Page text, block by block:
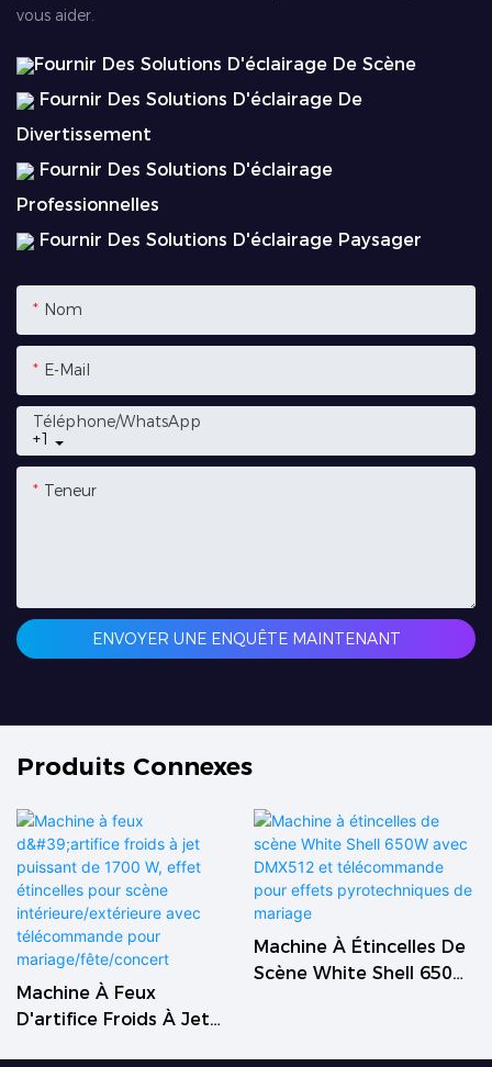
vous aider.
Fournir Des Solutions D'éclairage De Scène
Fournir Des Solutions D'éclairage De
Divertissement
Fournir Des Solutions D'éclairage
Professionnelles
Fournir Des Solutions D'éclairage Paysager
Nom
E-Mail
+1
Téléphone/WhatsApp
Teneur
ENVOYER UNE ENQUÊTE MAINTENANT
Produits Connexes
Machine À Feux
D'artifice Froids À Jet
Machine À Étincelles De
Scène White Shell 650W